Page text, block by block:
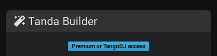
Tanda Builder
Premium or TangoDJ access